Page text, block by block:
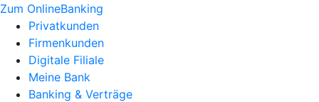
Zum OnlineBanking
Privatkunden
Firmenkunden
Digitale Filiale
Meine Bank
Banking & Verträge